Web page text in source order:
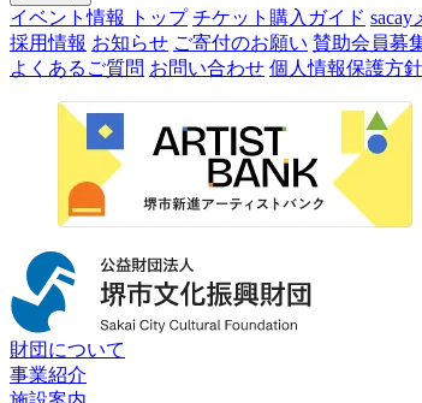
イベント情報 トップ チケット購入ガイド sacay
採用情報 お知らせ ご寄付のお願い 賛助会員募
よくあるご質問 お問い合わせ 個人情報保護方針
財団について
事業紹介